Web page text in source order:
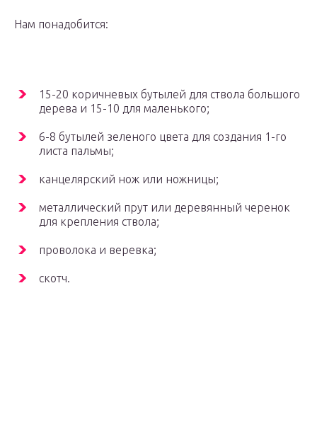
Нам понадобится:
15-20 коричневых бутылей для ствола большого
дерева и 15-10 для маленького;
6-8 бутылей зеленого цвета для создания 1-го
листа пальмы;
канцелярский нож или ножницы;
металлический прут или деревянный черенок
для крепления ствола;
проволока и веревка;
скотч.